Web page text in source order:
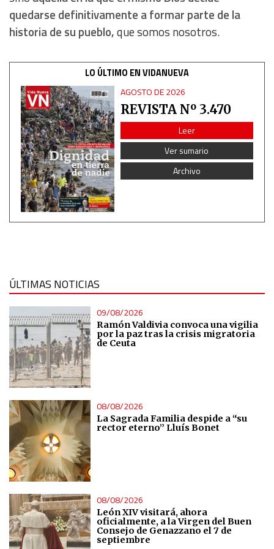
quedarse definitivamente a formar parte de la
historia de su pueblo,que somos nosotros.
LO ÚLTIMO EN VIDANUEVA
AGOSTO DE 2026
REVISTA Nº 3.470
Leer
Ver sumario
Archivo
ÚLTIMAS NOTICIAS
09/08/2026
Ramón Valdivia convoca una vigilia
por la paz tras la crisis migratoria
de Ceuta
08/08/2026
La Sagrada Familia despide a “su
rector eterno” Lluís Bonet
08/08/2026
León XIV visitará, ahora
oficialmente, a la Virgen del Buen
Consejo de Genazzano el 7 de
septiembre
Understand audiences through statistics or combinations
of data from different sources
Develop and improve services
Use limited data to select content
IAB Special Features:
Use precise geolocation data
Identify devices based on information actively requested
Non-IAB processing purposes:
Functional
Advertising